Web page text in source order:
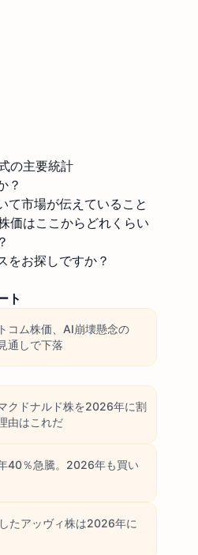
の主要統計
？
て市場が伝えていること
価はここからどれくらい
をお探しですか？
ト
コム株価、AI崩壊懸念の
通しで下落
クドナルド株を2026年に割
由はこれだ
40％急騰。2026年も買い
たアッヴィ株は2026年に